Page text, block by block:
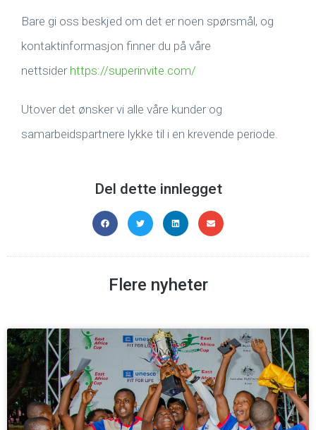
Bare gi oss beskjed om det er noen spørsmål, og
kontaktinformasjon finner du på våre
nettsider https://superinvite.com/
Utover det ønsker vi alle våre kunder og
samarbeidspartnere lykke til i en krevende periode.
Del dette innlegget
Flere nyheter